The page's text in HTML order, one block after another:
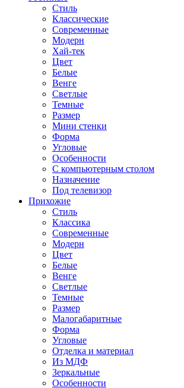
Стиль
Классические
Современные
Модерн
Хай-тек
Цвет
Белые
Венге
Светлые
Темные
Размер
Мини стенки
Форма
Угловые
Особенности
С компьютерным столом
Назначение
Под телевизор
Прихожие
Стиль
Классика
Современные
Модерн
Цвет
Белые
Венге
Светлые
Темные
Размер
Малогабаритные
Форма
Угловые
Отделка и материал
Из МДФ
Зеркальные
Особенности